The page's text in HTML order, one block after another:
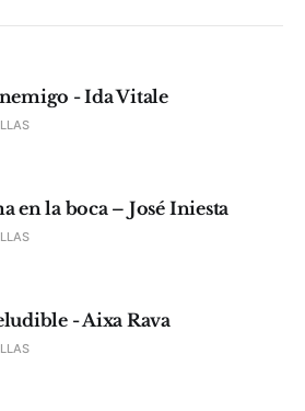
- Ida Vitale
en la boca – José Iniesta
- Aixa Rava